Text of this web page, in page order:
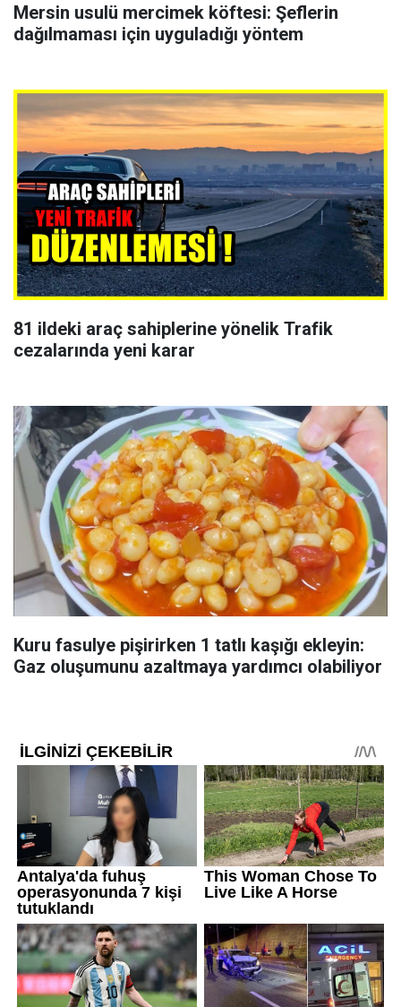
Mersin usulü mercimek köftesi: Şeflerin
dağılmaması için uyguladığı yöntem
81 ildeki araç sahiplerine yönelik Trafik
cezalarında yeni karar
Kuru fasulye pişirirken 1 tatlı kaşığı ekleyin:
Gaz oluşumunu azaltmaya yardımcı olabiliyor